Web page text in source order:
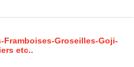
Framboises-Groseilles-Goji-
etc..